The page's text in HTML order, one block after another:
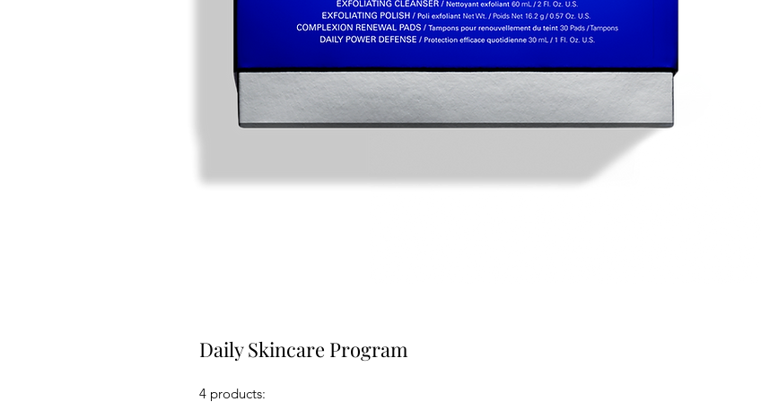
Daily Skincare Program
4 products: